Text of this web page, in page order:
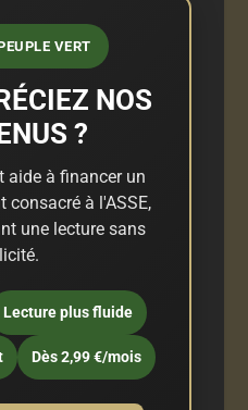
VERT
NOS
?
aide à financer un
consacré à l'ASSE,
une lecture sans
Lecture plus fluide
Dès 2,99 €/mois